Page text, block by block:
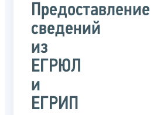
Предоставление
сведений
из
ЕГРЮЛ
и
ЕГРИП